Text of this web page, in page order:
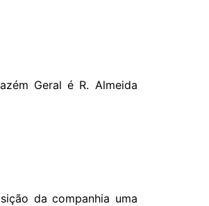
Geral é R. Almeida
da companhia uma